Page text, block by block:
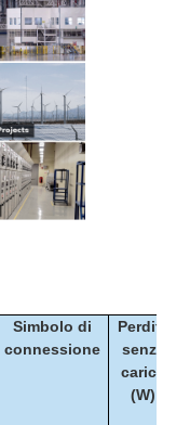
Simbolo di
connessione
Perdita
senza
carico
(W)